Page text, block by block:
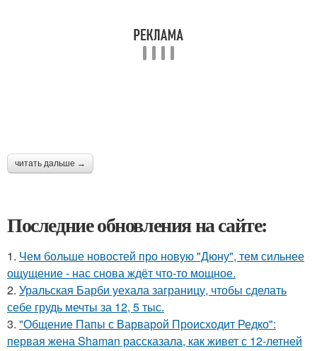
читать дальше →
Последние обновления на сайте:
1. Чем больше новостей про новую "Дюну", тем сильнее
ощущение - нас снова ждёт что-то мощное.
2. Уральская Барби уехала заграницу, чтобы сделать
себе грудь мечты за 12, 5 тыс.
3. "Общение Папы с Варварой Происходит Редко":
первая жена Shaman рассказала, как живет с 12-летней